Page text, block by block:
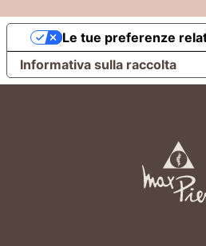
Informativa sulla raccolta
Le tue preferenze